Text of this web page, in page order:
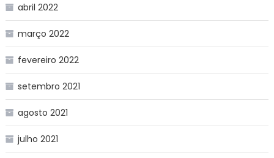
abril 2022
março 2022
fevereiro 2022
setembro 2021
agosto 2021
julho 2021